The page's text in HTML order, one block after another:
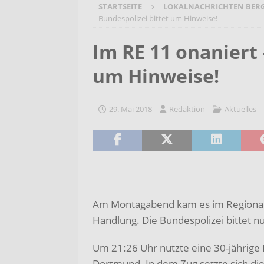
[ 4. August 2026 ] Blues mit
[ 4. August 2026 ] Start in das
AKTUELLES
Kaczmarek besucht Gerhart-
[ 5. August 2026 ] Bargeldlose
möglich
AKTUELLES
STARTSEITE LOKALNACHRICHTEN
Bundespolizei bittet um Hinweise!
Im RE 11
um Hinweise!
29. Mai 2018 Redaktion Aktuelles
Am Montagabend kam es im
Handlung. Die Bundespolizei bittet
Um 21:26 Uhr nutzte eine 30-